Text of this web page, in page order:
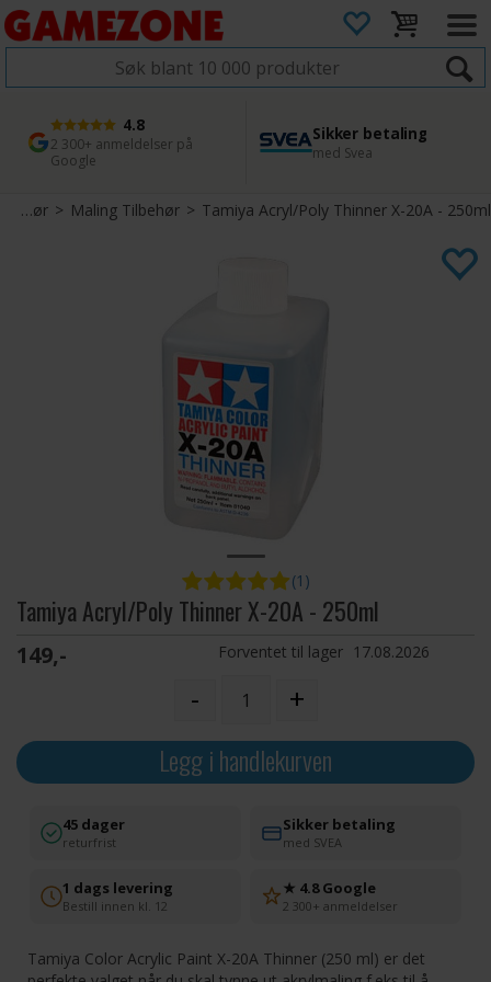
4.8
2 300+ anmeldelser på
Google
Sikker betaling
med Svea
1 dags levering
Bestill innen kl. 12
45 dager returfrist
Enkel retur
Tilbehør> Maling Tilbehør>Tamiya Acryl/Poly Thinner X-20A - 250ml
(1)
Tamiya Acryl/Poly Thinner X-20A - 250ml
149,- Forventet til lager 17.08.2026
- +
Legg i handlekurven
45 dager
returfrist
Sikker betaling
med SVEA
1 dags levering
Bestill innen kl. 12
★ 4.8 Google
2 300+ anmeldelser
Tamiya Color Acrylic Paint X-20A Thinner (250 ml) er det